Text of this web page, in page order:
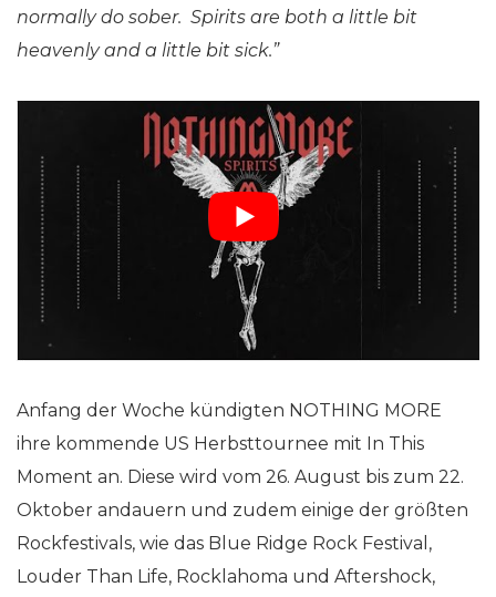
normally do sober. Spirits are both a little bit
heavenly and a little bit sick.”
Anfang der Woche kündigten NOTHING MORE
ihre kommende US Herbsttournee mit In This
Moment an. Diese wird vom 26. August bis zum 22.
Oktober andauern und zudem einige der größten
Rockfestivals, wie das Blue Ridge Rock Festival,
Louder Than Life, Rocklahoma und Aftershock,